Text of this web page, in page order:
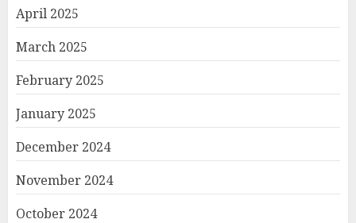
April 2025
March 2025
February 2025
January 2025
December 2024
November 2024
October 2024